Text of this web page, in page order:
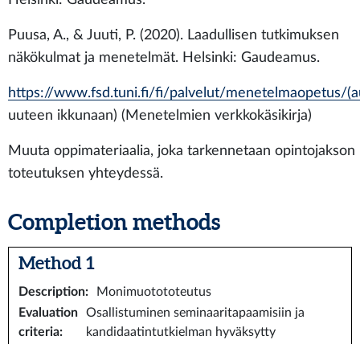
Puusa, A., & Juuti, P. (2020). Laadullisen tutkimuksen
näkökulmat ja menetelmät. Helsinki: Gaudeamus.
https://www.fsd.tuni.fi/fi/palvelut/menetelmaopetus/
uuteen ikkunaan) (Menetelmien verkkokäsikirja)
Muuta oppimateriaalia, joka tarkennetaan opintojakson
toteutuksen yhteydessä.
Completion methods
Method 1
Description:
Monimuotototeutus
Evaluation
criteria:
Osallistuminen seminaaritapaamisiin ja
kandidaatintutkielman hyväksytty